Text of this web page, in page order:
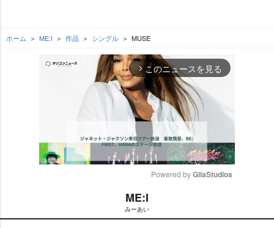
ホーム ME:I 作品 シングル MUSE
arrow_forward_ios このニュースを見る
t
Powered by GliaStudios
ME:I
みーあい